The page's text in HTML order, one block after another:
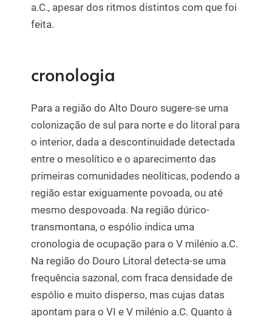
a.C., apesar dos ritmos distintos com que foi
feita.
cronologia
Para a região do Alto Douro sugere-se uma
colonização de sul para norte e do litoral para
o interior, dada a descontinuidade detectada
entre o mesolítico e o aparecimento das
primeiras comunidades neolíticas, podendo a
região estar exiguamente povoada, ou até
mesmo despovoada. Na região dúrico-
transmontana, o espólio indica uma
cronologia de ocupação para o V milénio a.C.
Na região do Douro Litoral detecta-se uma
frequência sazonal, com fraca densidade de
espólio e muito disperso, mas cujas datas
apontam para o VI e V milénio a.C. Quanto à